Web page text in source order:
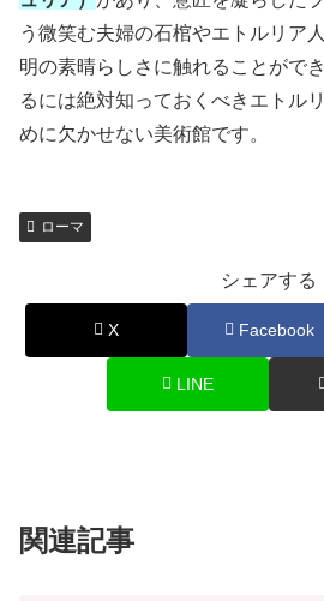
う微笑む夫婦の石棺やエトルリア
明の素晴らしさに触れることがで
るには絶対知っておくべきエトル
めに欠かせない美術館です。
ローマ
シェアする
X Facebook
LINE
関連記事